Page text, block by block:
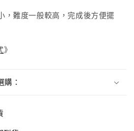
，難度一般較高，完成後方便擺
》
購：